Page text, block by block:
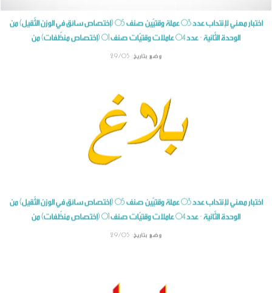
اختبار مهني لإنتداب عدد 03 عملة وقتيّين صنف 05 (إختصاص سائق في الوزن الثّقيل) من
الوحدة الثّانية - عدد 04 عاملات وقتيّات صنف 01 (إختصاص منظّفات) من
وضع بتاريخ: 29/05
الوحدة الثّانية - عدد 04 عاملات وقتيّات صنف 01 (إختصاص منظّفات) من
وضع بتاريخ: 29/05